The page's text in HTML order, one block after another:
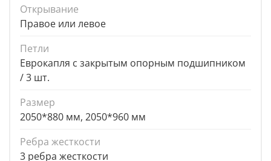
Открывание
Правое или левое
Петли
Еврокапля с закрытым опорным подшипником
/ 3 шт.
Размер
2050*880 мм, 2050*960 мм
Ребра жесткости
3 ребра жесткости